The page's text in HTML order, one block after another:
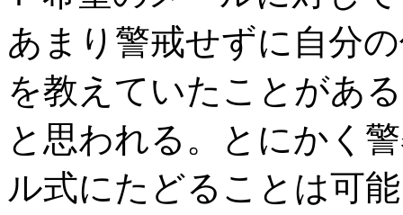
あまり警戒せずに自分
を教えていたことがある
と思われる。とにかく
ル式にたどることは可能